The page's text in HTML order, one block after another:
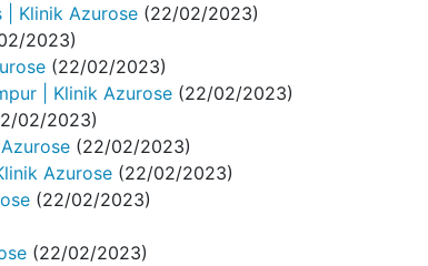
| Klinik Azurose (22/02/2023)
2023)
(22/02/2023)
| Klinik Azurose (22/02/2023)
02/2023)
(22/02/2023)
Azurose (22/02/2023)
(22/02/2023)
(22/02/2023)